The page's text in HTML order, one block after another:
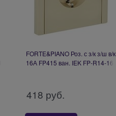
FORTE&PIANO Роз. с з/к з/ш в/к
16А FP415 ван. IEK FP-R14-16-
418 руб.